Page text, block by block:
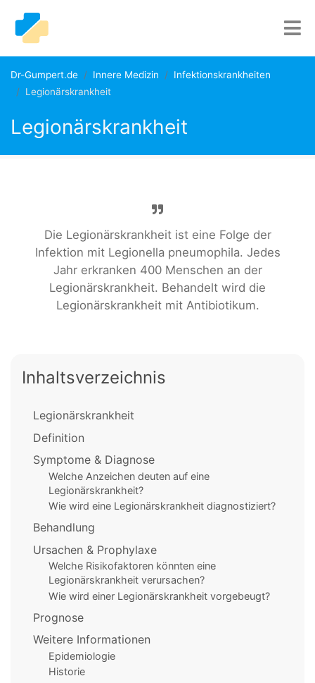
Dr-Gumpert.de Innere Medizin
Infektionskrankheiten
Legionärskrankheit
Legionärskrankheit
Die Legionärskrankheit ist eine Folge der
Infektion mit Legionella pneumophila. Jedes
Jahr erkranken 400 Menschen an der
Legionärskrankheit. Behandelt wird die
Legionärskrankheit mit Antibiotikum.
Inhaltsverzeichnis
Legionärskrankheit
Definition
Symptome & Diagnose
Welche Anzeichen deuten auf eine
Legionärskrankheit?
Wie wird eine Legionärskrankheit diagnostiziert?
Behandlung
Ursachen & Prophylaxe
Welche Risikofaktoren könnten eine
Legionärskrankheit verursachen?
Wie wird einer Legionärskrankheit vorgebeugt?
Prognose
Weitere Informationen
Epidemiologie
Historie